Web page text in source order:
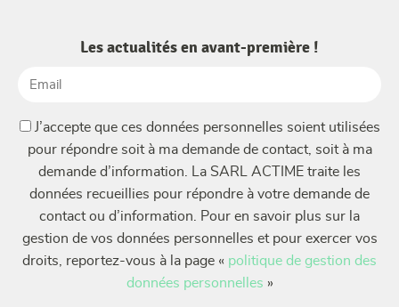
Les actualités en avant-première !
(Nécessaire)
J’accepte que ces données personnelles soient utilisées
pour répondre soit à ma demande de contact, soit à ma
demande d’information. La SARL ACTIME traite les
données recueillies pour répondre à votre demande de
contact ou d’information. Pour en savoir plus sur la
gestion de vos données personnelles et pour exercer vos
droits, reportez-vous à la page « politique de gestion des
données personnelles »